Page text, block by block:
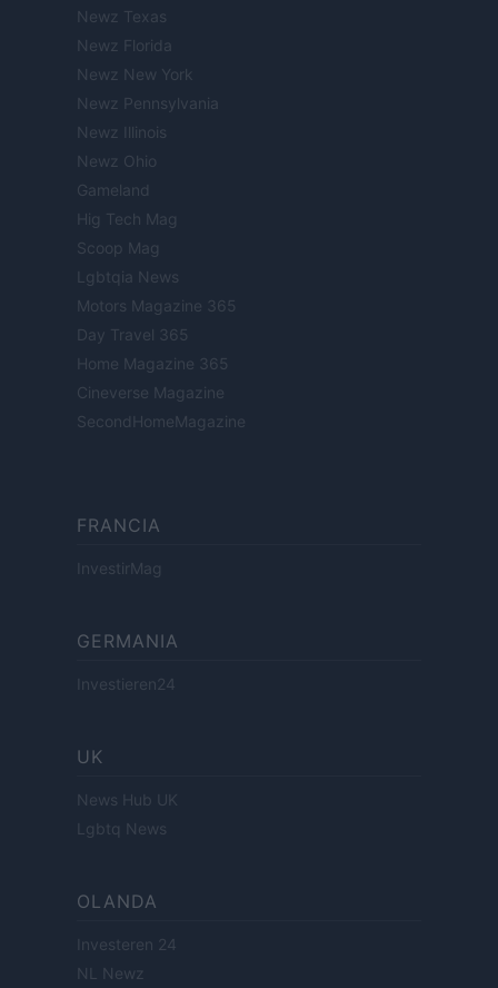
Newz Texas
Newz Florida
Newz New York
Newz Pennsylvania
Newz Illinois
Newz Ohio
Gameland
Hig Tech Mag
Scoop Mag
Lgbtqia News
Motors Magazine 365
Day Travel 365
Home Magazine 365
Cineverse Magazine
SecondHomeMagazine
FRANCIA
InvestirMag
GERMANIA
Investieren24
UK
News Hub UK
Lgbtq News
OLANDA
Investeren 24
NL Newz